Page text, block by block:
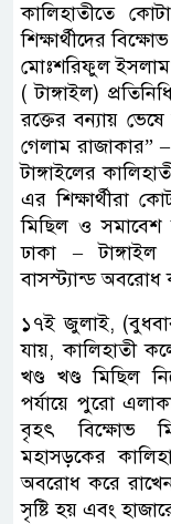
কালিহাতীতে
শিক্ষার্থীদের
মোঃশরিফুল ইসলাম
( টাঙ্গাইল)
রক্তের বন্যায়
গেলাম রাজাকার”
টাঙ্গাইলের
এর শিক্ষার্থীরা
মিছিল ও সমাবেশ
ঢাকা –
বাসস্ট্যান্ড অবরোধ
১৭ই জুলাই,
যায়, কালিহাতী
খণ্ড খণ্ড মিছিল
পর্যায়ে পুরো
বৃহৎ বিক্ষোভ
মহাসড়কের
অবরোধ করে
সৃষ্টি হয় এবং